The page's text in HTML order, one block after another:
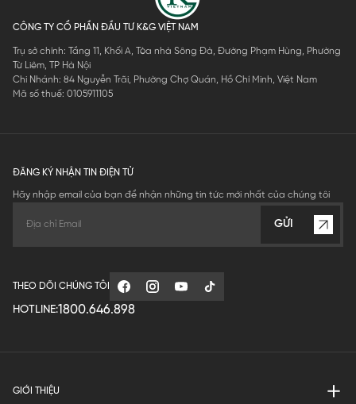
CÔNG TY CỔ PHẦN ĐẦU TƯ K&G VIỆT NAM
Trụ sở chính: Tầng 11, Khối A, Tòa nhà Sông Đà, Đường Phạm Hùng, Phường
Từ Liêm, TP Hà Nội
Chi Nhánh: 84 Nguyễn Trãi, Phường Chợ Quán, Hồ Chí Minh, Việt Nam
Mã số thuế: 0105911105
ĐĂNG KÝ NHẬN TIN ĐIỆN TỬ
Hãy nhập email của bạn để nhận những tin tức mới nhất của chúng tôi
GỬI
THEO DÕI CHÚNG TÔI
HOTLINE:1800.646.898
GIỚI THIỆU